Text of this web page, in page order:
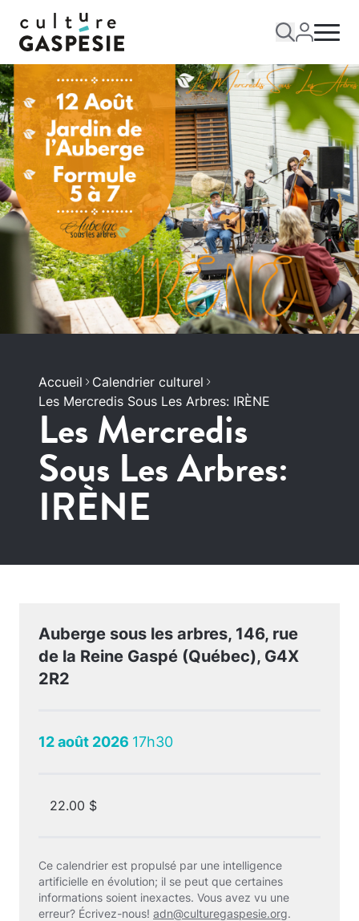
Accueil
Calendrier culturel
Les Mercredis Sous Les Arbres: IRÈNE
Les Mercredis
Sous Les Arbres:
IRÈNE
Auberge sous les arbres, 146, rue
de la Reine Gaspé (Québec), G4X
2R2
12 août 2026 17h30
22.00 $
Ce calendrier est propulsé par une intelligence
artificielle en évolution; il se peut que certaines
informations soient inexactes. Vous avez vu une
erreur? Écrivez-nous! adn@culturegaspesie.org.